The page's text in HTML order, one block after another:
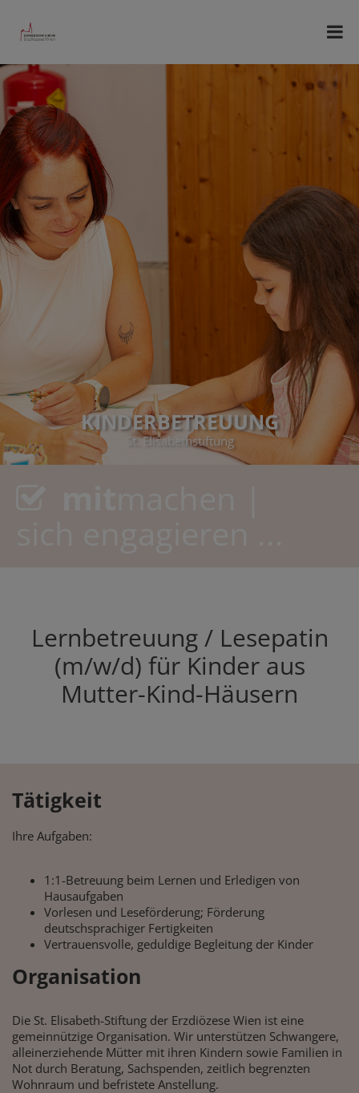
KINDERBETREUUNG
St. Elisabethstiftung
Lernbetreuung / Lesepatin
(m/w/d) für Kinder aus
Mutter-Kind-Häusern
Tätigkeit
Ihre Aufgaben:
1:1-Betreuung beim Lernen und Erledigen von
Hausaufgaben
Vorlesen und Leseförderung; Förderung
deutschsprachiger Fertigkeiten
Vertrauensvolle, geduldige Begleitung der Kinder
Organisation
Die St. Elisabeth-Stiftung der Erzdiözese Wien ist eine
gemeinnützige Organisation. Wir unterstützen Schwangere,
alleinerziehende Mütter mit ihren Kindern sowie Familien in
Not durch Beratung, Sachspenden, zeitlich begrenzten
Wohnraum und befristete Anstellung.